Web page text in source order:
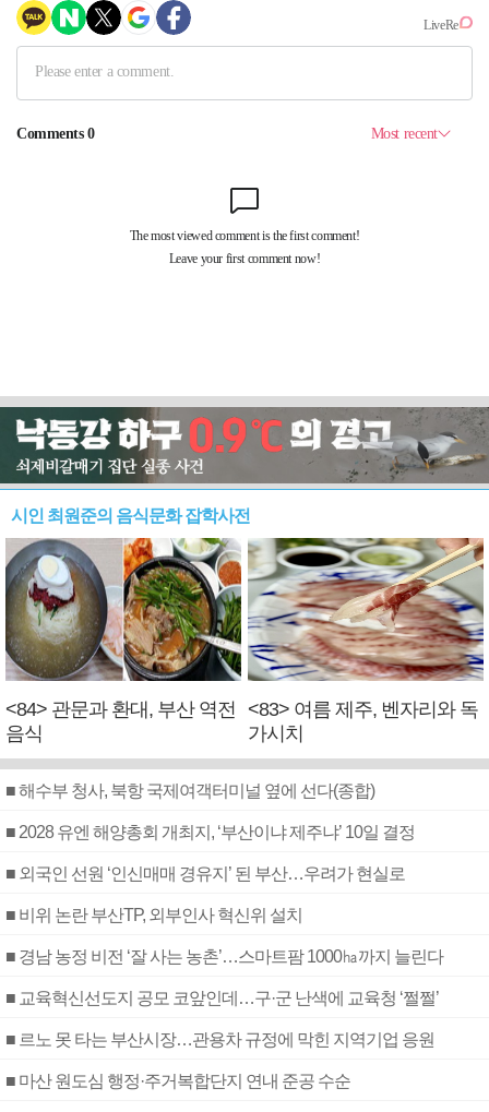
시인 최원준의 음식문화 잡학사전
<84> 관문과 환대, 부산 역전
음식
<83> 여름 제주, 벤자리와 독
가시치
■ 해수부 청사, 북항 국제여객터미널 옆에 선다(종합)
■ 2028 유엔 해양총회 개최지, ‘부산이냐 제주냐’ 10일 결정
■ 외국인 선원 ‘인신매매 경유지’ 된 부산…우려가 현실로
■ 비위 논란 부산TP, 외부인사 혁신위 설치
■ 경남 농정 비전 ‘잘 사는 농촌’…스마트팜 1000㏊까지 늘린다
■ 교육혁신선도지 공모 코앞인데…구·군 난색에 교육청 ‘쩔쩔’
■ 르노 못 타는 부산시장…관용차 규정에 막힌 지역기업 응원
■ 마산 원도심 행정·주거복합단지 연내 준공 수순